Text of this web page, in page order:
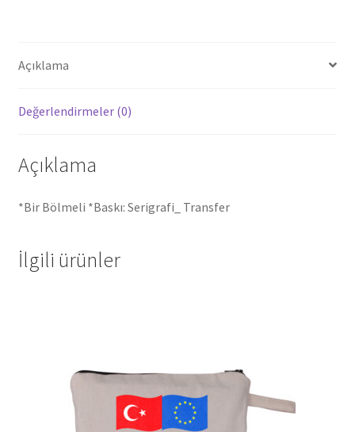
Açıklama
Değerlendirmeler (0)
Açıklama
*Bir Bölmeli *Baskı: Serigrafi_ Transfer
İlgili ürünler